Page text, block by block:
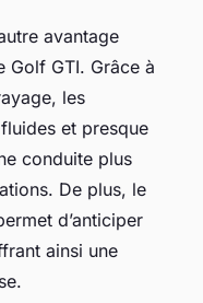
avantage
Golf GTI. Grâce à
les
et presque
conduite plus
De plus, le
d’anticiper
ainsi une